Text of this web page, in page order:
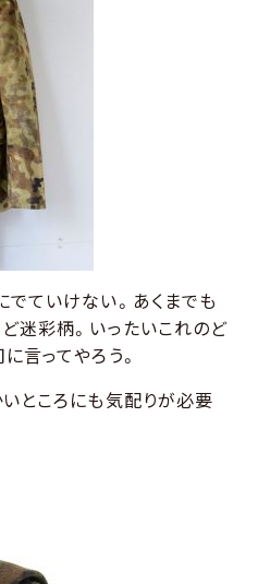
ていけない。あくまでも
迷彩柄。いったいこれのど
言ってやろう。
ところにも気配りが必要